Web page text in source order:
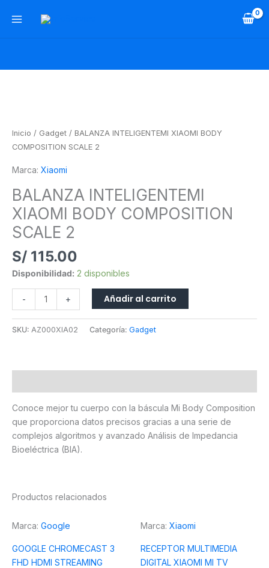
Inicio / Gadget / BALANZA INTELIGENTEMI XIAOMI BODY
COMPOSITION SCALE 2
Marca: Xiaomi
BALANZA INTELIGENTEMI
XIAOMI BODY COMPOSITION
SCALE 2
S/ 115.00
Disponibilidad: 2 disponibles
-
BODY
COMPOSITION
2
+ Añadir al carrito
SKU: AZ000XIA02 Categoría: Gadget
Conoce mejor tu cuerpo con la báscula Mi Body Composition
que proporciona datos precisos gracias a una serie de
complejos algoritmos y avanzado Análisis de Impedancia
Bioeléctrica (BIA).
Productos relacionados
Marca: Google
GOOGLE CHROMECAST 3
FHD HDMI STREAMING
Marca: Xiaomi
RECEPTOR MULTIMEDIA
DIGITAL XIAOMI MI TV